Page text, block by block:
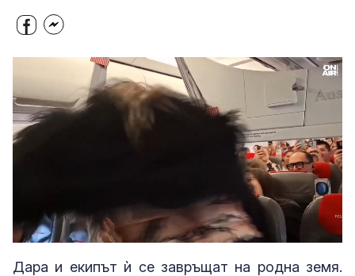
Unmute Loaded
100.00%
Дара и екипът ѝ се завръщат на родна земя.